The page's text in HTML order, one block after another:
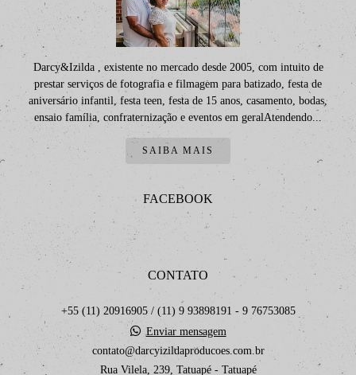
Darcy&Izilda , existente no mercado desde 2005, com intuito de
prestar serviços de fotografia e filmagem para batizado, festa de
aniversário infantil, festa teen, festa de 15 anos, casamento, bodas,
ensaio família, confraternização e eventos em geralAtendendo...
SAIBA MAIS
FACEBOOK
CONTATO
+55 (11) 20916905 / (11) 9 93898191 - 9 76753085
Enviar mensagem
contato@darcyizildaproducoes.com.br
Rua Vilela, 239, Tatuapé - Tatuapé